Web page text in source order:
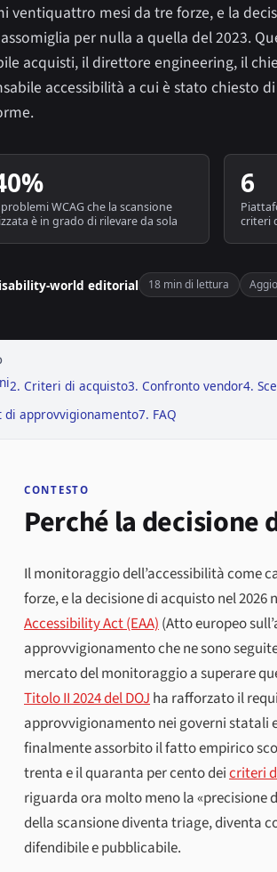
ventiquattro mesi da tre forze, e la
per nulla a quella del 2023.
acquisti, il direttore engineering, il
accessibilità a cui è stato chiesto
WCAG che la scansione
è in grado di rilevare da sola
6
criteri
world editorial 18 min di lettura
2. Criteri di acquisto3. Confronto vendor4.
di approvvigionamento7. FAQ
CONTESTO
Perché la decisione
Il monitoraggio dell’accessibilità come
forze, e la decisione di acquisto nel 2026
Accessibility Act (EAA)(Atto europeo
approvvigionamento che ne sono
mercato del monitoraggio a superare
Titolo II 2024 del DOJha rafforzato il
approvvigionamento nei governi statali
finalmente assorbito il fatto empirico
trenta e il quaranta per cento deicriteri
riguarda ora molto meno la «precisione
della scansione diventa triage, diventa
difendibile e pubblicabile.